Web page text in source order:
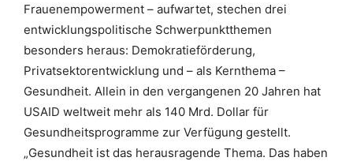
Frauenempowerment – aufwartet, stechen drei
entwicklungspolitische Schwerpunktthemen
besonders heraus: Demokratieförderung,
Privatsektorentwicklung und – als Kernthema –
Gesundheit. Allein in den vergangenen 20 Jahren hat
USAID weltweit mehr als 140 Mrd. Dollar für
Gesundheitsprogramme zur Verfügung gestellt.
„Gesundheit ist das herausragende Thema. Das haben